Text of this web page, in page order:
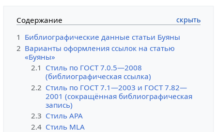
Содержание
1 Библиографические данные статьи Буяны
2 Варианты оформления ссылок на статью
«Буяны»
2.1 Стиль по ГОСТ 7.0.5—2008
(библиографическая ссылка)
2.2 Стиль по ГОСТ 7.1—2003 и ГОСТ 7.82—
2001 (сокращённая библиографическая
запись)
2.3 Стиль APA
2.4 Стиль MLA